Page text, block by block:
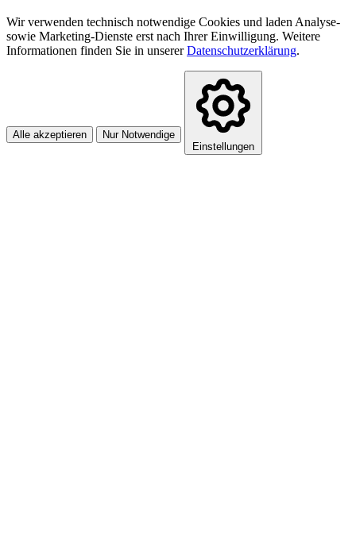
Wir verwenden technisch notwendige Cookies und laden Analyse-
sowie Marketing-Dienste erst nach Ihrer Einwilligung. Weitere
Informationen finden Sie in unsererDatenschutzerklärung.
Alle akzeptieren
Nur Notwendige
Einstellungen